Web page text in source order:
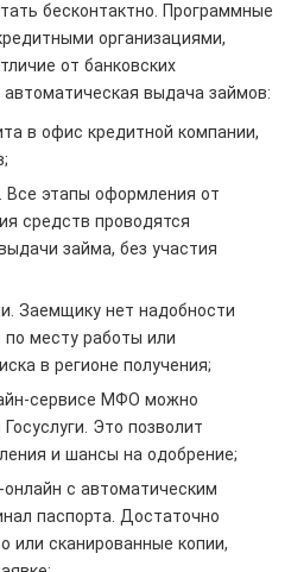
бесконтактно. Программные
организациями,
от банковских
автоматическая выдача займов:
в офис кредитной компании,
Все этапы оформления от
средств проводятся
займа, без участия
Заемщику нет надобности
по месту работы или
в регионе получения;
сервисе МФО можно
Это позволит
и шансы на одобрение;
с автоматическим
паспорта. Достаточно
или сканированные копии,